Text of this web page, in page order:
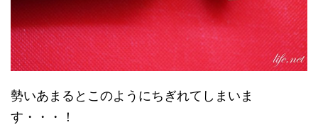
勢いあまるとこのようにちぎれてしまいま
す・・・！